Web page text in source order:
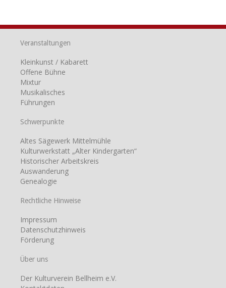
Veranstaltungen
Kleinkunst / Kabarett
Offene Bühne
Mixtur
Musikalisches
Führungen
Schwerpunkte
Altes Sägewerk Mittelmühle
Kulturwerkstatt „Alter Kindergarten“
Historischer Arbeitskreis
Auswanderung
Genealogie
Rechtliche Hinweise
Impressum
Datenschutzhinweis
Förderung
Über uns
Der Kulturverein Bellheim e.V.